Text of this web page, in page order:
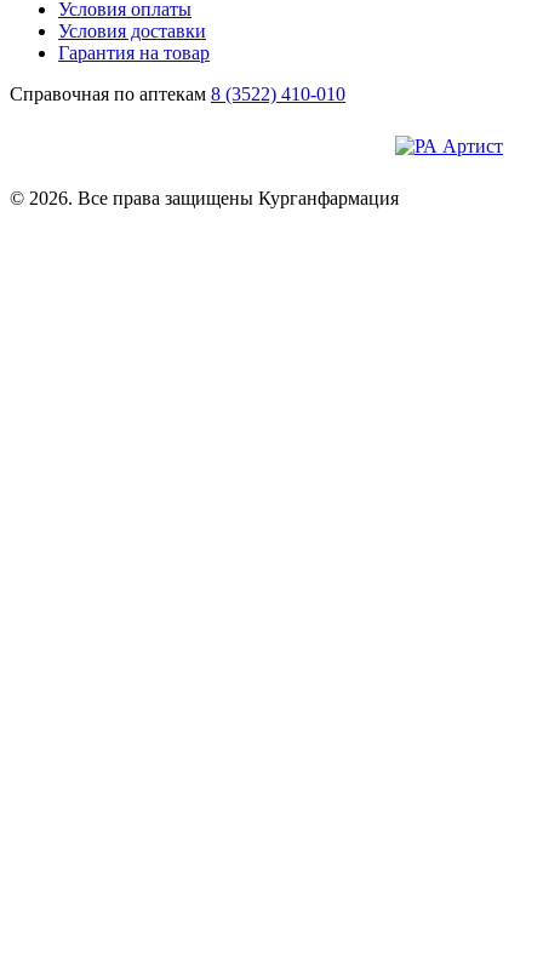
Условия оплаты
Условия доставки
Гарантия на товар
Справочная по аптекам 8 (3522) 410-010
© 2026. Все права защищены Курганфармация